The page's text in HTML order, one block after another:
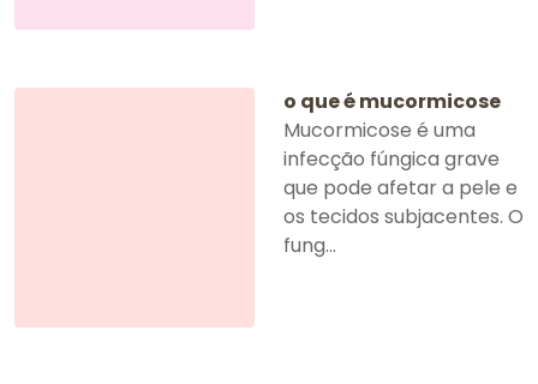
o que é mucormicose
Mucormicose é uma
infecção fúngica grave
que pode afetar a pele e
os tecidos subjacentes. O
fung...